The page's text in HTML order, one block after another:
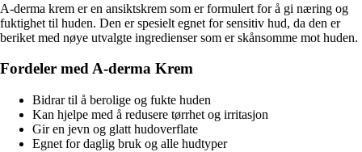
A-derma krem er en ansiktskrem som er formulert for å gi næring og
fuktighet til huden. Den er spesielt egnet for sensitiv hud, da den er
beriket med nøye utvalgte ingredienser som er skånsomme mot huden.
Fordeler med A-derma Krem
Bidrar til å berolige og fukte huden
Kan hjelpe med å redusere tørrhet og irritasjon
Gir en jevn og glatt hudoverflate
Egnet for daglig bruk og alle hudtyper